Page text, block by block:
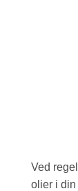
Ved
olier i